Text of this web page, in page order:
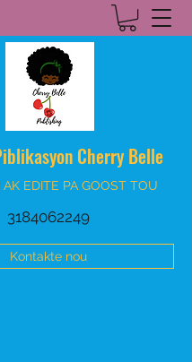
Cherry Belle
AK EDITE PA GOOST TOU
3184062249
Kontakte nou